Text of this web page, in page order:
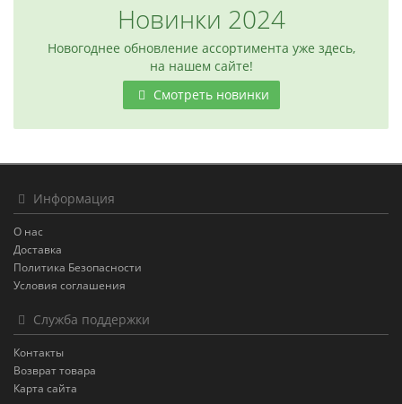
Новинки 2024
Новогоднее обновление ассортимента уже здесь,
на нашем сайте!
Смотреть новинки
Информация
О нас
Доставка
Политика Безопасности
Условия соглашения
Служба поддержки
Контакты
Возврат товара
Карта сайта